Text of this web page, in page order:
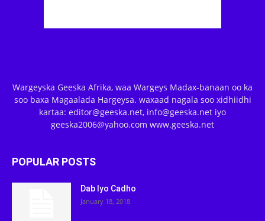
Wargeyska Geeska Afrika, waa Wargeys Madax-banaan oo ka
soo baxa Magaalada Hargeysa. waxaad nagala soo xidhiidhi
kartaa: editor@geeska.net, info@geeska.net iyo
geeska2006@yahoo.com www.geeska.net
POPULAR POSTS
Dab Iyo Cadho
January 18, 2018